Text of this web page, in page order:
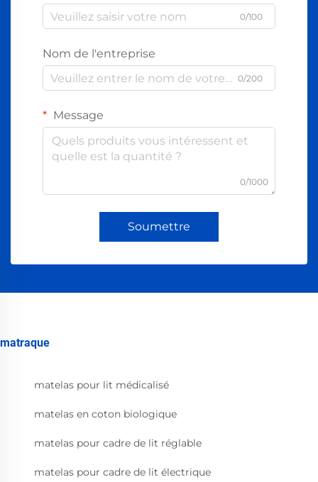
0/100
Nom de l'entreprise
0/200
Message
0/1000
Soumettre
matraque
matelas pour lit médicalisé
matelas en coton biologique
matelas pour cadre de lit réglable
matelas pour cadre de lit électrique